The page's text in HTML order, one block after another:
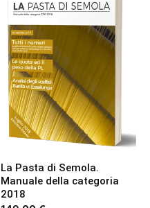
La Pasta di Semola.
Manuale della categoria
2018